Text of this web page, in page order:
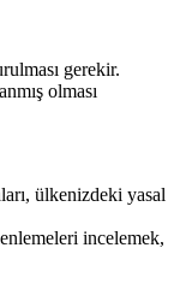
gerekir.
olması
ülkenizdeki yasal
incelemek,